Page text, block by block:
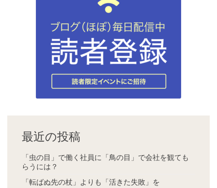
最近の投稿
「虫の目」で働く社員に「鳥の目」で会社を観ても
らうには？
「転ばぬ先の杖」よりも「活きた失敗」を